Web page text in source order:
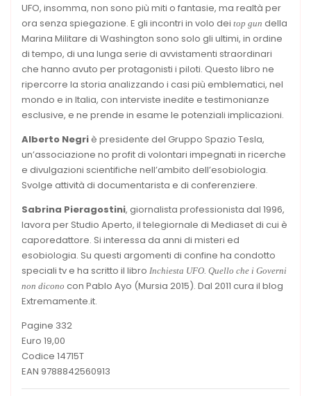
UFO, insomma, non sono più miti o fantasie, ma realtà per
ora senza spiegazione. E gli incontri in volo dei top gun della
Marina Militare di Washington sono solo gli ultimi, in ordine
di tempo, di una lunga serie di avvistamenti straordinari
che hanno avuto per protagonisti i piloti. Questo libro ne
ripercorre la storia analizzando i casi più emblematici, nel
mondo e in Italia, con interviste inedite e testimonianze
esclusive, e ne prende in esame le potenziali implicazioni.
Alberto Negriè presidente del Gruppo Spazio Tesla,
un’associazione no profit di volontari impegnati in ricerche
e divulgazioni scientifiche nell’ambito dell’esobiologia.
Svolge attività di documentarista e di conferenziere.
Sabrina Pieragostini, giornalista professionista dal 1996,
lavora per Studio Aperto, il telegiornale di Mediaset di cui è
caporedattore. Si interessa da anni di misteri ed
esobiologia. Su questi argomenti di confine ha condotto
speciali tv e ha scritto il libro Inchiesta UFO. Quello che i Governi
non dicono con Pablo Ayo (Mursia 2015). Dal 2011 cura il blog
Extremamente.it.
Pagine 332
Euro 19,00
Codice 14715T
EAN 9788842560913